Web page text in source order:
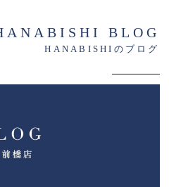
BLOG
HANABISHIのブログ